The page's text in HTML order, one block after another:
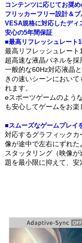
コンテンツに応じてお奨
フリッカーフリー設計＆
VESA規格に対応したディ
安心の5年間保証
■最高リフレッシュレート
最高リフレッシュレー
超高速な液晶パネルを採
一般的な60Hz対応液晶
きの速いシーンにおい
れます。
eスポーツゲームのよう
も安心してゲームをお楽
■スムーズなゲームプレイ
対応するグラフィック
像が途中で左右にずれ
スタッタリング（映像
題を最小限に抑えて、安